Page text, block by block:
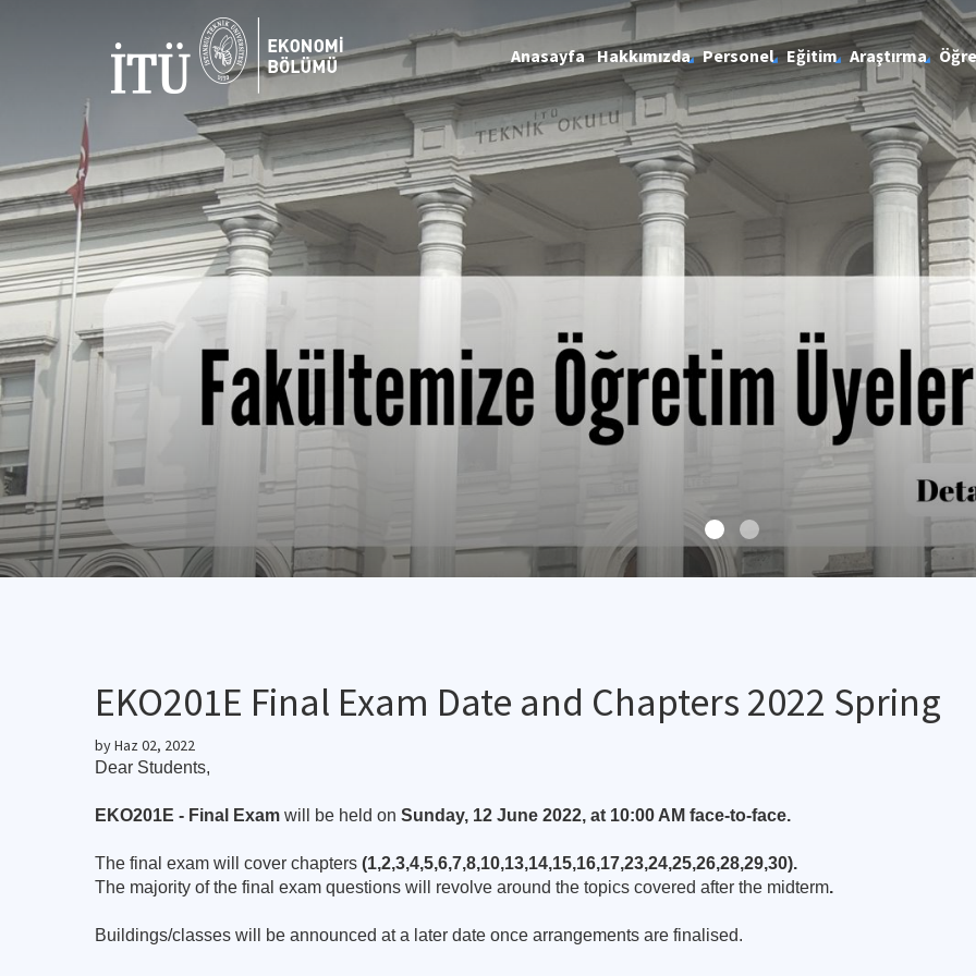
Anasayfa Hakkımızda Personel Eğitim Araştırma
EKO201E Final Exam Date and Chapters 2022 Spring
byHaz 02, 2022
Dear Students,
EKO201E - Final Exam will be held on Sunday, 12 June 2022, at 10:00 AM face-to-face.
The final exam will cover chapters (1,2,3,4,5,6,7,8,10,13,14,15,16,17,23,24,25,26,28,29,30).
The majority of the final exam questions will revolve around the topics covered after the midterm.
Buildings/classes will be announced at a later date once arrangements are finalised.